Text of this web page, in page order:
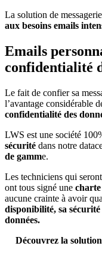
La solution de
aux besoins emails
Emails
confidentialité
Le fait de confier sa
l’avantage considérable
confidentialité des
LWS est une société
sécurité dans notre
de gamme.
Les techniciens qui
ont tous signé une
aucune crainte à avoir
disponibilité, sa
données.
Découvrez la